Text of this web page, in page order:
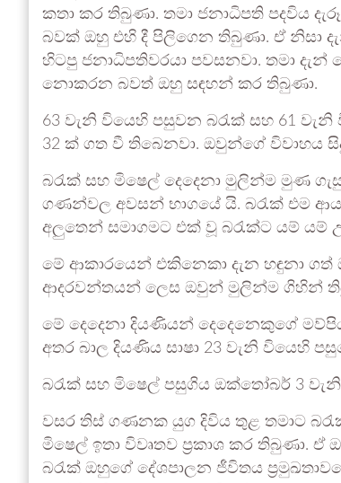
කතා කර තිබුණා. තමා ජනාධිපති පදවිය
බවක් ඔහු එහි දී පිලිගෙන තිබුණා. ඒ නිසා
හිටපු ජනාධිපතිවරයා පවසනවා. තමා
නොකරන බවත් ඔහු සඳහන් කර තිබුණා.
63 වැනි වියෙහි පසුවන බරැක් සහ 61
32 ක් ගත වී තිබෙනවා. ඔවුන්ගේ විවාහය
බරැක් සහ මිෂෙල් දෙදෙනා මුලින්ම මුණ
ගණන්වල අවසන් භාගයේ යි. බරැක් එම
අලුතෙන් සමාගමට එක් වූ බරැක්ට යම් යම්
මේ ආකාරයෙන් එකිනෙකා දැන හඳුනා
ආදරවන්තයන් ලෙස ඔවුන් මුලින්ම ගිහින්
මේ දෙදෙනා දියණියන් දෙදෙනෙකුගේ
අතර බාල දියණිය සාෂා 23 වැනි වියෙහි
බරැක් සහ මිෂෙල් පසුගිය ඔක්තෝබර් 3 වැනි
වසර තිස් ගණනක යුග දිවිය තුළ තමාට
මිෂෙල් ඉතා විවෘතව ප්‍රකාශ කර තිබුණා.
බරැක් ඔහුගේ දේශපාලන ජීවිතය